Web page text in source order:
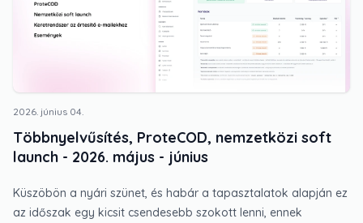
2026. június 04.
Többnyelvűsítés, ProteCOD, nemzetközi soft
launch - 2026. május - június
Küszöbön a nyári szünet, és habár a tapasztalatok alapján ez
az időszak egy kicsit csendesebb szokott lenni, ennek